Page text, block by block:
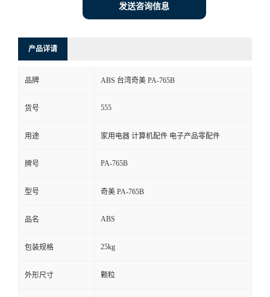
发送咨询信息
产品详请
品牌 ABS 台湾奇美 PA-765B
货号 555
用途 家用电器 计算机配件 电子产品零配件
牌号 PA-765B
型号 奇美 PA-765B
品名 ABS
包装规格 25kg
外形尺寸 颗粒